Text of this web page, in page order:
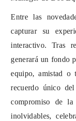
Entre las
capturar su
interactivo. Tras
generará un fondo
equipo, amistad o
recuerdo único
compromiso de
inolvidables,